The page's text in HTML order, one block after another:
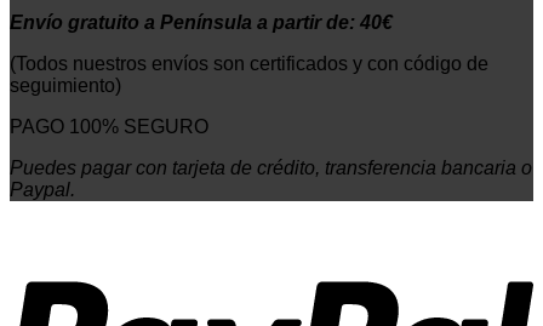
Envío gratuito a Península a partir de: 40€
(Todos nuestros envíos son certificados y con código de
seguimiento)
PAGO 100% SEGURO
Puedes pagar con tarjeta de crédito, transferencia bancaria o
Paypal.